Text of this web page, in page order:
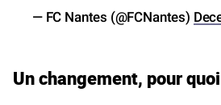
— FC Nantes (@FCNantes)
Un changement, pour